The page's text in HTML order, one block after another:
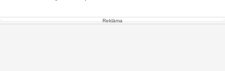
Reklāma